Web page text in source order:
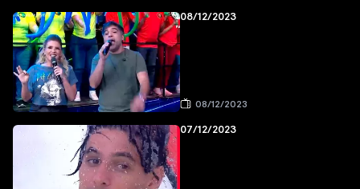
08/12/2023
08/12/2023
07/12/2023